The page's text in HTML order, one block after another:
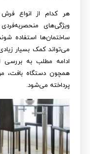
هر کدام از انواع فرش
ویژگی‌های
ساختمان‌ها استفاده
می‌تواند کمک بسیار
ادامه مطلب به بررسی
همچون دستگاه بافت،
پرداخته می‌شود.